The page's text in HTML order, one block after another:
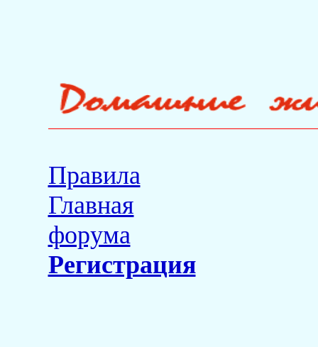
Правила
Главная
форума
Регистрация